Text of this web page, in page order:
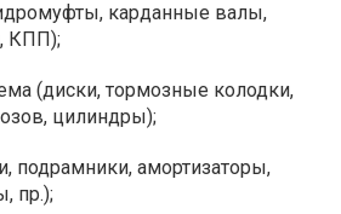
карданные валы,
КПП);
(диски, тормозные колодки,
цилиндры);
подрамники, амортизаторы,
пр.);